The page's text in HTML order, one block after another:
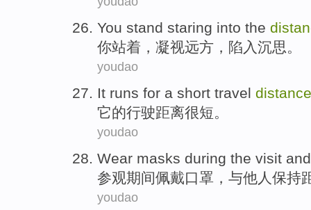
You stand staring into the
你站着，凝视远方，陷入沉思。
youdao
It runs for a short travel distance
它的行驶距离很短。
youdao
Wear masks during the visit
参观期间佩戴口罩，与他人保持
youdao